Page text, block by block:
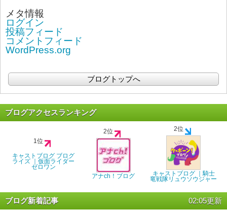
メタ情報
ログイン
投稿フィード
コメントフィード
WordPress.org
ブログトップへ
ブログアクセスランキング
1位
キャストブログ ブログ
ライズ ｜仮面ライダー
ゼロワン
2位
アナch！ブログ
2位
キャストブログ ｜騎士
竜戦隊リュウソウジャー
ブログ新着記事 02:05更新